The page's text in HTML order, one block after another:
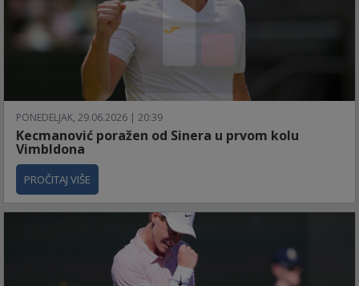
PONEDELJAK, 29.06.2026 | 20:39
Kecmanović poražen od Sinera u prvom kolu
Vimbldona
PROČITAJ VIŠE